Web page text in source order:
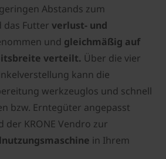
Abstands zum
das Futter verlust- und
und gleichmäßig auf
verteilt. Über die vier
kann die
werkzeuglos und schnell
bzw. Erntegüter angepasst
der KRONE Vendro zur
in Ihrem